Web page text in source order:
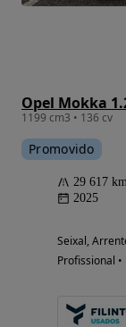
Opel Mokka
1199 cm3 • 136 cv
Promovido
29 617 km
2025
Seixal,
Profissional